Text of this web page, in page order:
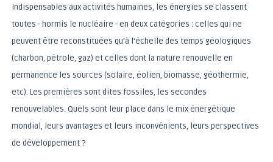
Indispensables aux activités humaines, les énergies se classent
toutes - hormis le nucléaire - en deux catégories : celles qui ne
peuvent être reconstituées qu'à l'échelle des temps géologiques
(charbon, pétrole, gaz) et celles dont la nature renouvelle en
permanence les sources (solaire, éolien, biomasse, géothermie,
etc). Les premières sont dites fossiles, les secondes
renouvelables. Quels sont leur place dans le mix énergétique
mondial, leurs avantages et leurs inconvénients, leurs perspectives
de développement ?